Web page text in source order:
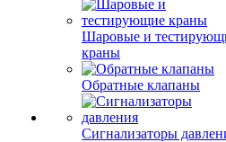
Шаровые и
краны
Обратные клапаны
Сигнализаторы